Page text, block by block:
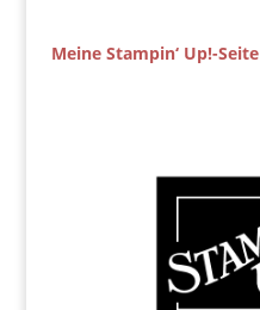
Meine Stampin‘ Up!-Seite